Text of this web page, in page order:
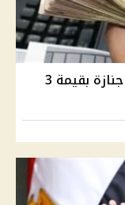
التأمينات توضح شروط صرف مصاريف جنازة بقيمة 3